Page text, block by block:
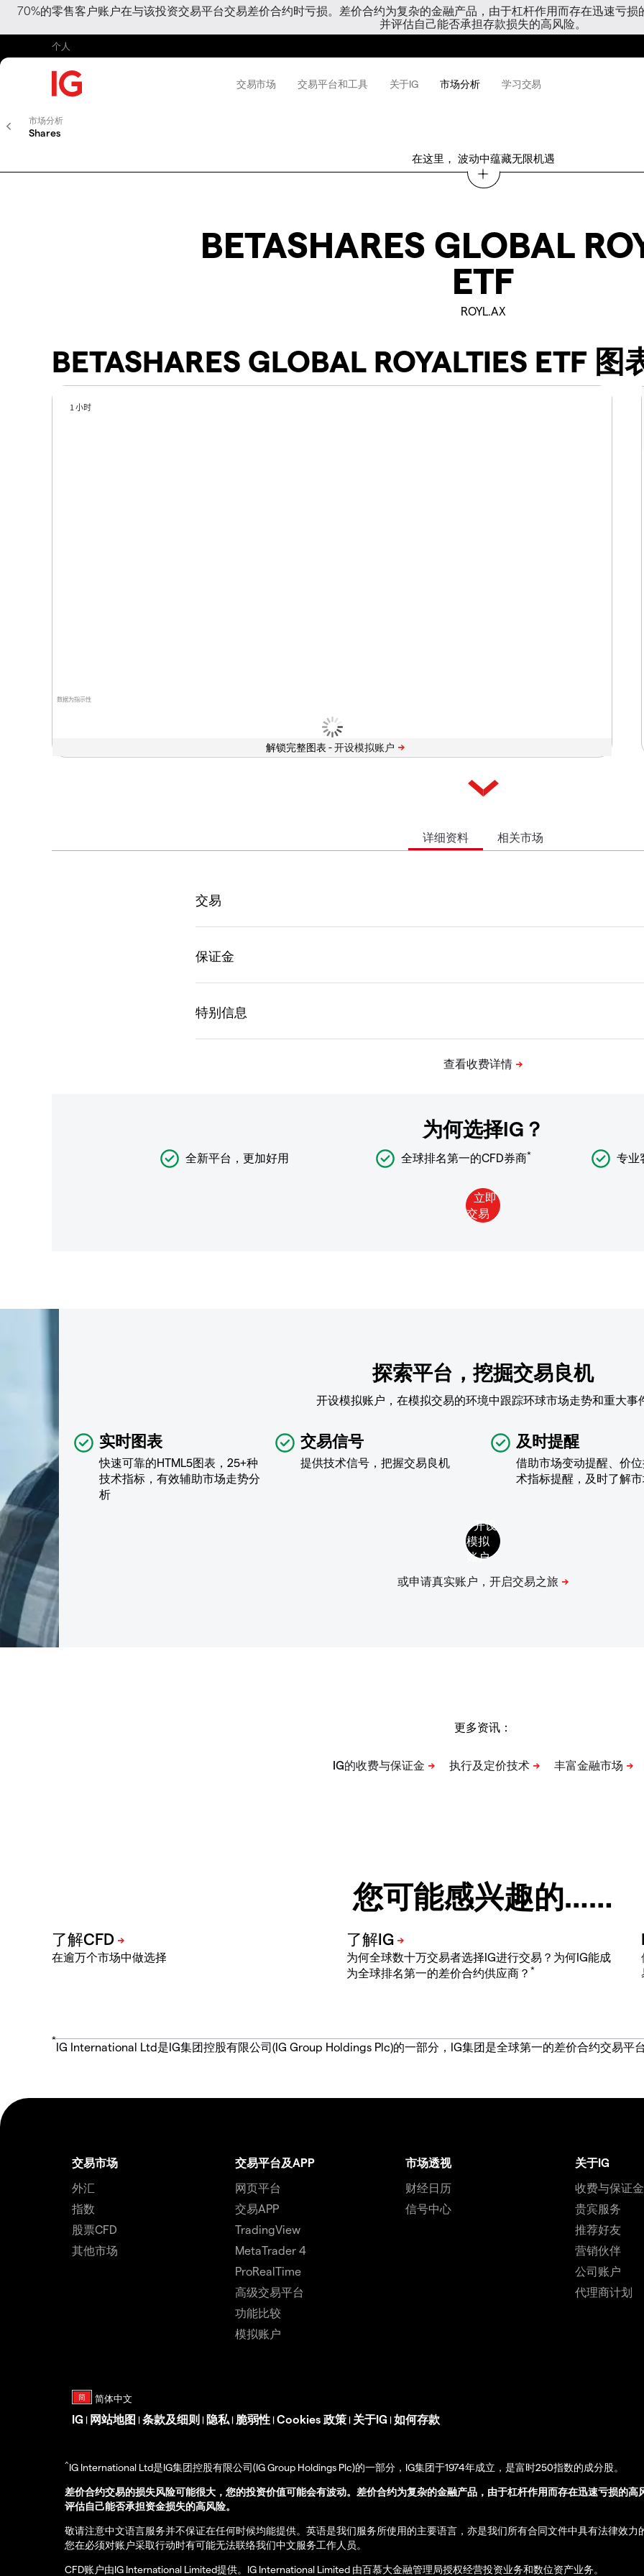
70%的零售客户账户在与该投资交易平台交易差价合约时亏损。差价合约为复杂的金融产品，由于杠杆作用而存在迅速亏
并评估自己能否承担存款损失的高风险。
个人
交易市场 交易平台和工具 关于IG 市场分析 学习交易
市场分析
Shares
在这里， 波动中蕴藏无限机遇
BETASHARES GLOBAL
ETF
ROYL.AX
BETASHARES GLOBAL ROYALTIES ETF 图
数据为指示性
1 小时
解锁完整图表 -
详细资料 相关市场
为何选择IG？
全新平台，更加好用 全球排名第一的CFD券商* 专业
探索平台，挖掘交易良机
开设模拟账户，在模拟交易的环境中跟踪环球市场走势和重大事
实时图表
快速可靠的HTML5图表，25+种
技术指标，有效辅助市场走势分
析
交易信号
提供技术信号，把握交易良机
及时提醒
借助市场变动提醒、价
术指标提醒，及时了解
更多资讯：
您可能感兴趣的……
在逾万个市场中做选择
为何全球数十万交易者选择IG进行交易？为何IG能成
为全球排名第一的差价合约供应商？ *
*
IG International Ltd是IG集团控股有限公司(IG Group Holdings Plc)的一部分，IG集团是全球第一的差价合约交易平
交易市场
外汇
指数
股票CFD
其他市场
交易平台及APP
网页平台
交易APP
TradingView
MetaTrader 4
ProRealTime
高级交易平台
功能比较
模拟账户
市场透视
财经日历
信号中心
关于IG
收费与保证金
贵宾服务
推荐好友
营销伙伴
公司账户
代理商计划
IG | 网站地图 | 条款及细则 | 隐私 | 脆弱性 | Cookies 政策 | 关于IG | 如何存款
^IG International Ltd是IG集团控股有限公司(IG Group Holdings Plc)的一部分，IG集团于1974年成立，是富时250指数的成分股。
差价合约交易的损失风险可能很大，您的投资价值可能会有波动。差价合约为复杂的金融产品，由于杠杆作用而存在迅速亏损的
评估自己能否承担资金损失的高风险。
敬请注意中文语言服务并不保证在任何时候均能提供。英语是我们服务所使用的主要语言，亦是我们所有合同文件中具有法律效力
您在必须对账户采取行动时有可能无法联络我们中文服务工作人员。
CFD账户由IG International Limited提供。IG International Limited 由百慕大金融管理局授权经营投资业务和数位资产业务。